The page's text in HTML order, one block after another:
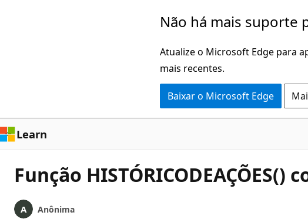
Não há mais suporte
Atualize o Microsoft Edge para
mais recentes.
Baixar o Microsoft Edge
Learn
Função
Anônima